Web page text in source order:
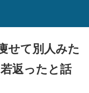
せて別人みた
返ったと話